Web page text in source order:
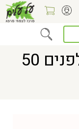
קרם לחות מורינגה לפנים 50